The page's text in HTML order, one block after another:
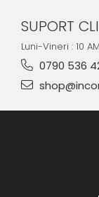
SUPORT
Luni-Vineri : 10
0790 536